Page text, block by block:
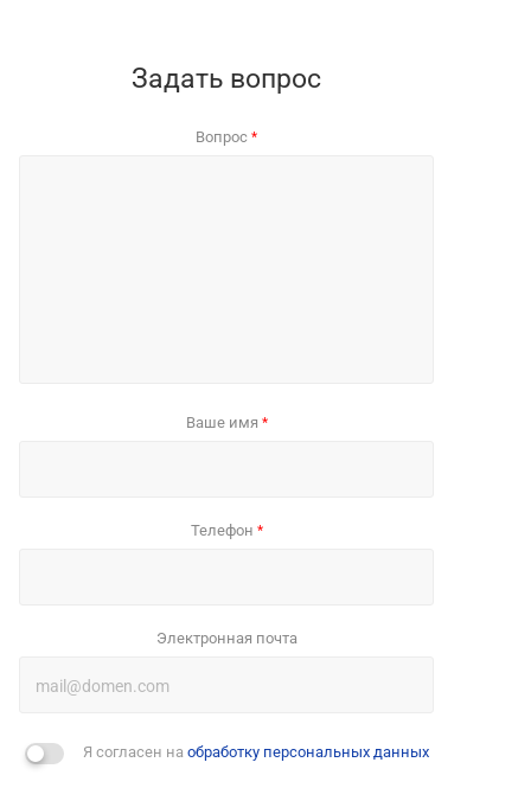
Задать вопрос
Вопрос *
Ваше имя *
Телефон *
Электронная почта
Я согласен на обработку персональных данных